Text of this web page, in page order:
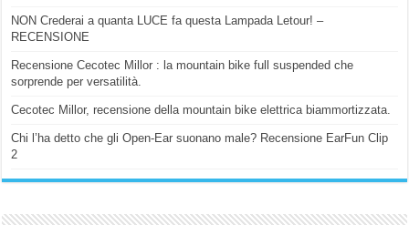
NON Crederai a quanta LUCE fa questa Lampada Letour! –
RECENSIONE
Recensione Cecotec Millor : la mountain bike full suspended che
sorprende per versatilità.
Cecotec Millor, recensione della mountain bike elettrica biammortizzata.
Chi l’ha detto che gli Open-Ear suonano male? Recensione EarFun Clip
2